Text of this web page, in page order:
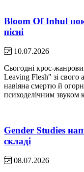
Bloom Of Inhul
пісні
10.07.2026
Сьогодні крос-
Leaving Flesh" зі свого
навіяна смертю й
психоделічним звуком
Gender Studies
складі
08.07.2026